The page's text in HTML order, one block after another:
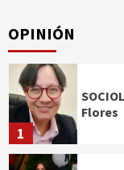
OPINIÓN
1
Flores